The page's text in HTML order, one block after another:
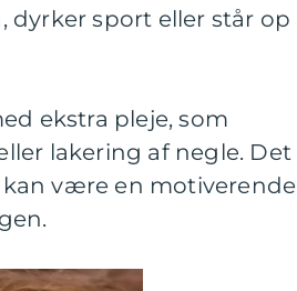
dyrker sport eller står op
ekstra pleje, som
lakering af negle. Det
være en motiverende